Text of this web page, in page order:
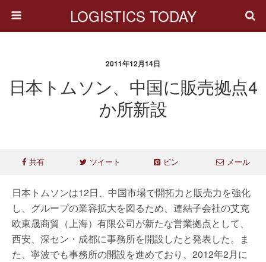
LOGISTICS TODAY
2011年12月14日
日本トムソン、中国に販売拠点4
か所新設
共有 ツイート ピン メール
日本トムソンは12日、中国市場で開拓力と販売力を強化
し、グループの業容拡大を図るため、連結子会社の艾克
欧東晟商貿（上海）有限公司が新たな営業拠点として、
西安、深セン・成都に事務所を開設したと発表した。ま
た、寧波でも事務所の開設を進めており、2012年2月に